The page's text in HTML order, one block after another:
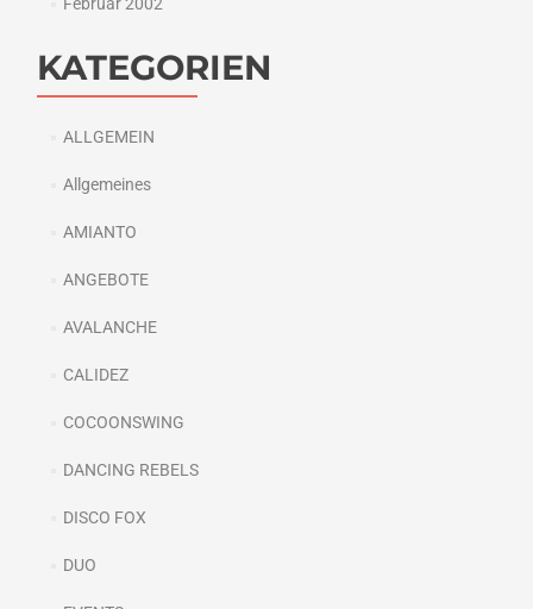
KATEGORIEN
ALLGEMEIN
Allgemeines
AMIANTO
ANGEBOTE
AVALANCHE
CALIDEZ
COCOONSWING
DANCING REBELS
DISCO FOX
DUO